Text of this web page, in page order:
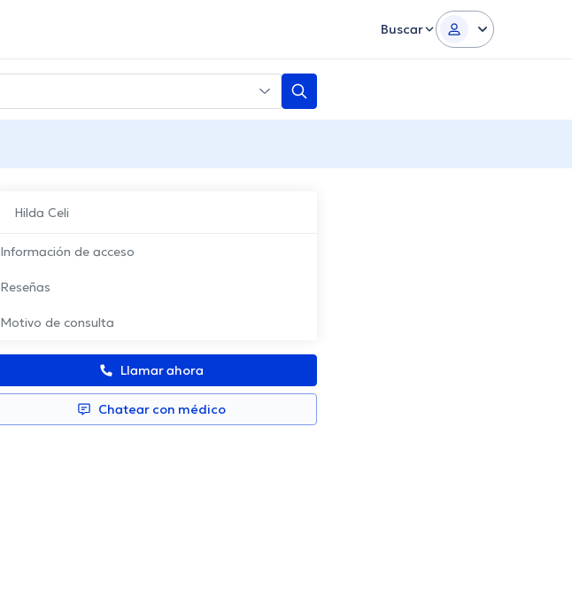
Buscar
Hilda Celi
Información de acceso
Reseñas
Motivo de consulta
Llamar ahora
Chatear con médico